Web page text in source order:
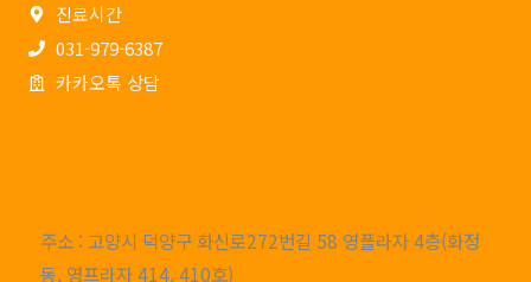
진료시간
031-979-6387
카카오톡 상담
주소 : 고양시 덕양구 화신로272번길 58 영플라자 4층(화정
동, 영프라자 414, 410호)